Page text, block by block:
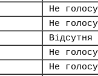
Не
Не
Відсутня
Не
Не